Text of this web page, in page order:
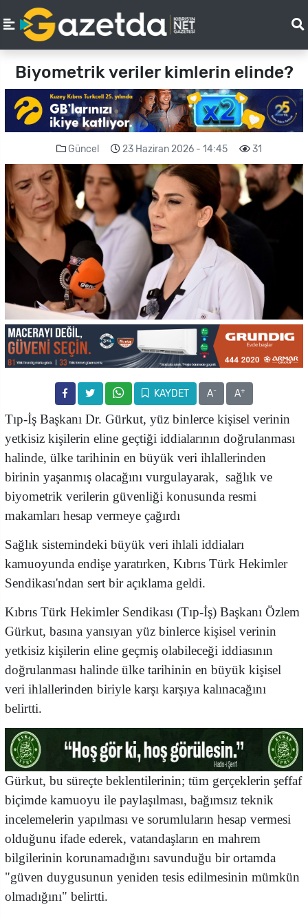
Biyometrik veriler kimlerin elinde?
Güncel 23 Haziran 2026 - 14:45 31
KAYDET A- A+
Tıp-İş Başkanı Dr. Gürkut, yüz binlerce kişisel verinin
yetkisiz kişilerin eline geçtiği iddialarının doğrulanması
halinde, ülke tarihinin en büyük veri ihlallerinden
birinin yaşanmış olacağını vurgulayarak, sağlık ve
biyometrik verilerin güvenliği konusunda resmi
makamları hesap vermeye çağırdı
Sağlık sistemindeki büyük veri ihlali iddiaları
kamuoyunda endişe yaratırken, Kıbrıs Türk Hekimler
Sendikası'ndan sert bir açıklama geldi.
Kıbrıs Türk Hekimler Sendikası (Tıp-İş) Başkanı Özlem
Gürkut, basına yansıyan yüz binlerce kişisel verinin
yetkisiz kişilerin eline geçmiş olabileceği iddiasının
doğrulanması halinde ülke tarihinin en büyük kişisel
veri ihlallerinden biriyle karşı karşıya kalınacağını
belirtti.
Gürkut, bu süreçte beklentilerinin; tüm gerçeklerin şeffaf
biçimde kamuoyu ile paylaşılması, bağımsız teknik
incelemelerin yapılması ve sorumluların hesap vermesi
olduğunu ifade ederek, vatandaşların en mahrem
bilgilerinin korunamadığını savunduğu bir ortamda
"güven duygusunun yeniden tesis edilmesinin mümkün
olmadığını" belirtti.